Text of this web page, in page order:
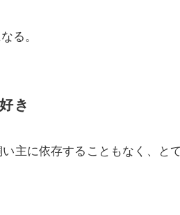
る。
き
主に依存することもなく、と